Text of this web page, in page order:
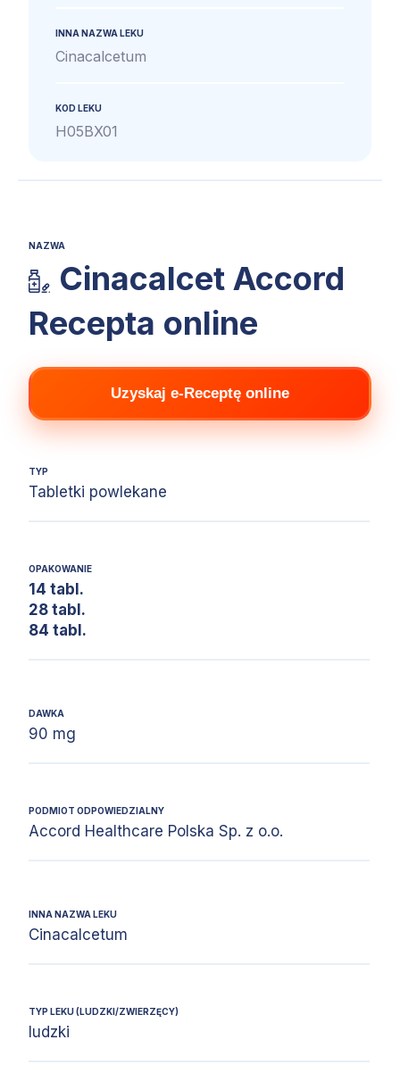
INNA NAZWA LEKU
Cinacalcetum
KOD LEKU
H05BX01
NAZWA
Cinacalcet Accord
Recepta online
Uzyskaj e-Receptę online
TYP
Tabletki powlekane
OPAKOWANIE
14 tabl.
28 tabl.
84 tabl.
DAWKA
90 mg
PODMIOT ODPOWIEDZIALNY
Accord Healthcare Polska Sp. z o.o.
INNA NAZWA LEKU
Cinacalcetum
TYP LEKU (LUDZKI/ZWIERZĘCY)
ludzki